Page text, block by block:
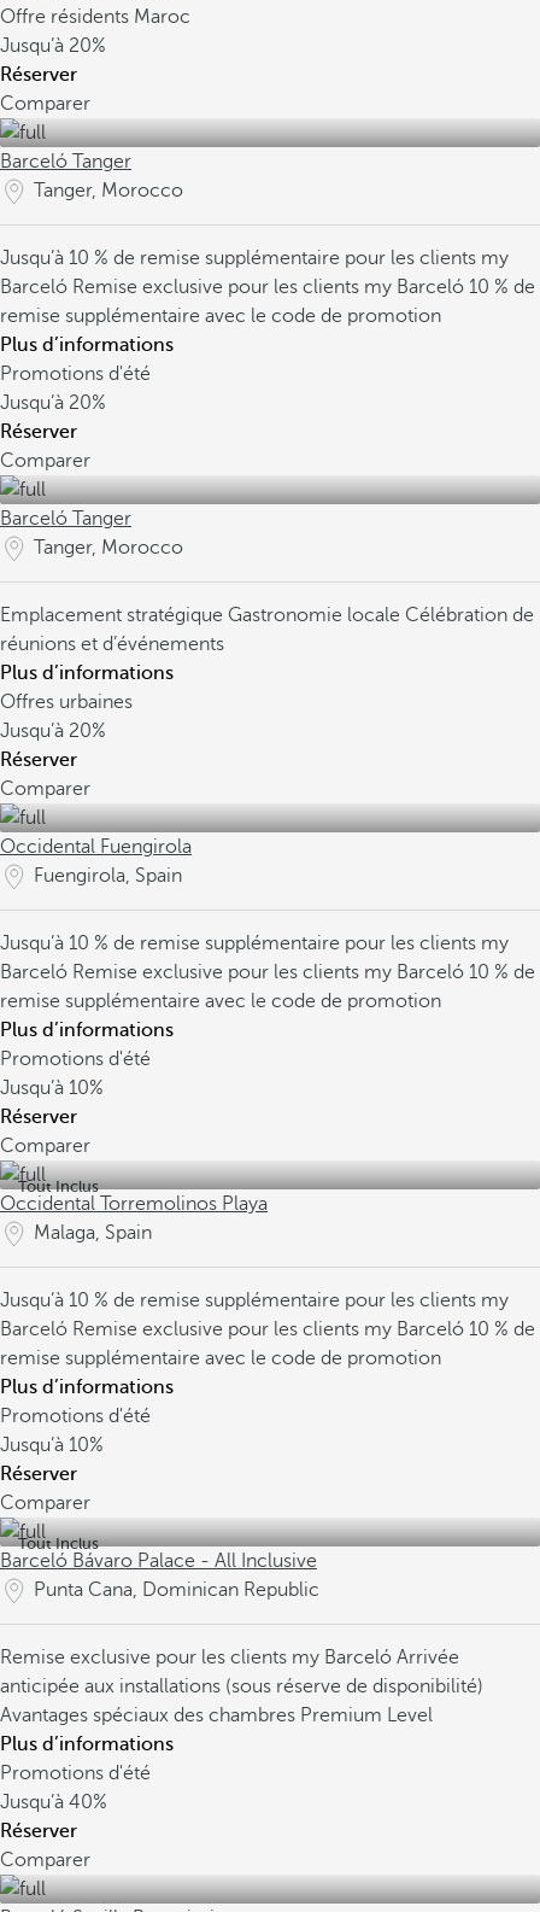
Offre résidents Maroc
Jusqu’à 20%
Réserver
Comparer
Barceló Tanger
Tanger, Morocco
Jusqu’à 10 % de remise supplémentaire pour les clients my
Barceló Remise exclusive pour les clients my Barceló 10 % de
remise supplémentaire avec le code de promotion
Plus d’informations
Promotions d'été
Jusqu’à 20%
Réserver
Comparer
Barceló Tanger
Tanger, Morocco
Emplacement stratégique Gastronomie locale Célébration de
réunions et d’événements
Plus d’informations
Offres urbaines
Jusqu’à 20%
Réserver
Comparer
Occidental Fuengirola
Fuengirola, Spain
Jusqu’à 10 % de remise supplémentaire pour les clients my
Barceló Remise exclusive pour les clients my Barceló 10 % de
remise supplémentaire avec le code de promotion
Plus d’informations
Promotions d'été
Jusqu’à 10%
Réserver
Comparer
Tout Inclus
Occidental Torremolinos Playa
Malaga, Spain
Jusqu’à 10 % de remise supplémentaire pour les clients my
Barceló Remise exclusive pour les clients my Barceló 10 % de
remise supplémentaire avec le code de promotion
Plus d’informations
Promotions d'été
Jusqu’à 10%
Réserver
Comparer
Tout Inclus
Barceló Bávaro Palace - All Inclusive
Punta Cana, Dominican Republic
Remise exclusive pour les clients my Barceló Arrivée
anticipée aux installations (sous réserve de disponibilité)
Avantages spéciaux des chambres Premium Level
Plus d’informations
Promotions d'été
Jusqu’à 40%
Réserver
Comparer